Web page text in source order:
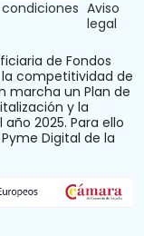
Aviso
legal
de Fondos
competitividad de
marcha un Plan de
y la
2025. Para ello
Digital de la